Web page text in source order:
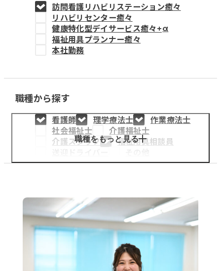
教育事業
姫路中央こども園
姫路中央保育園
採用情報
医療・介護事業
募集職種
お知らせ
訪問看護リハビリステーション癒々
リハビリセンター癒々
健康特化型デイサービス癒々+α
福祉用具プランナー癒々
本社勤務
職種から探す
看護師 理学療法士
作業療法士
社会福祉士
介護福祉士
介護スタッフ
福祉用具相談員
職種をもっと見る